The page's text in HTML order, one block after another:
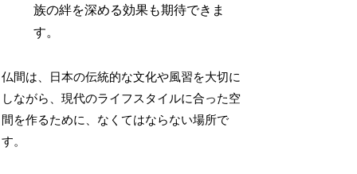
族の絆を深める効果も期待できま
す。
仏間は、日本の伝統的な文化や風習を大切に
しながら、現代のライフスタイルに合った空
間を作るために、なくてはならない場所で
す。